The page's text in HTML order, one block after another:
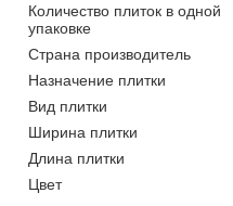
Количество плиток в одной
упаковке
Страна производитель
Назначение плитки
Вид плитки
Ширина плитки
Длина плитки
Цвет